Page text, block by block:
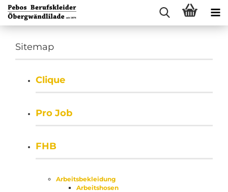
Sitemap
Clique
Pro Job
FHB
Arbeitsbekleidung
Arbeitshosen